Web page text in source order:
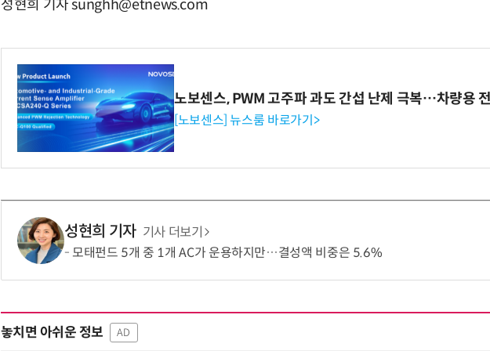
성현희 기자 sunghh@etnews.com
노보센스, PWM 고주파 과도 간섭 난제 극복…차량용
[노보센스] 뉴스룸 바로가기>
성현희 기자 기사 더보기
모태펀드 5개 중 1개 AC가 운용하지만…결성액 비중은 5.6%
놓치면 아쉬운 정보 AD